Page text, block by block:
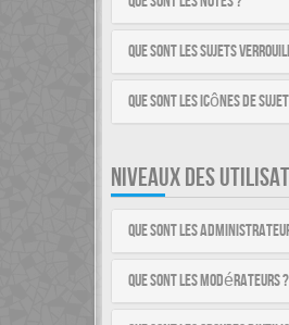
Que sont les sujets
Que sont les icônes de
NIVEAUX DES
Que sont les
Que sont les modérateurs ?